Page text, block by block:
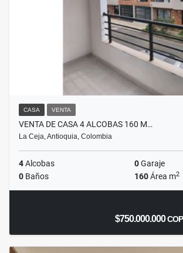
CASA VENTA
VENTA DE CASA 4 ALCOBAS 160 M…
La Ceja, Antioquia, Colombia
4Alcobas 0Garaje
0 Baños 160Área m2
$750.000.000COP